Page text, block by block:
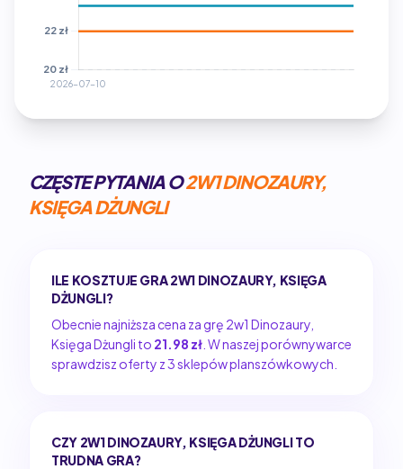
CZĘSTE PYTANIA O2W1 DINOZAURY,
KSIĘGA DŻUNGLI
ILE KOSZTUJE GRA 2W1 DINOZAURY, KSIĘGA
DŻUNGLI?
Obecnie najniższa cena za grę 2w1 Dinozaury,
Księga Dżungli to 21.98 zł . W naszej porównywarce
sprawdzisz oferty z 3 sklepów planszówkowych.
CZY 2W1 DINOZAURY, KSIĘGA DŻUNGLI TO
TRUDNA GRA?